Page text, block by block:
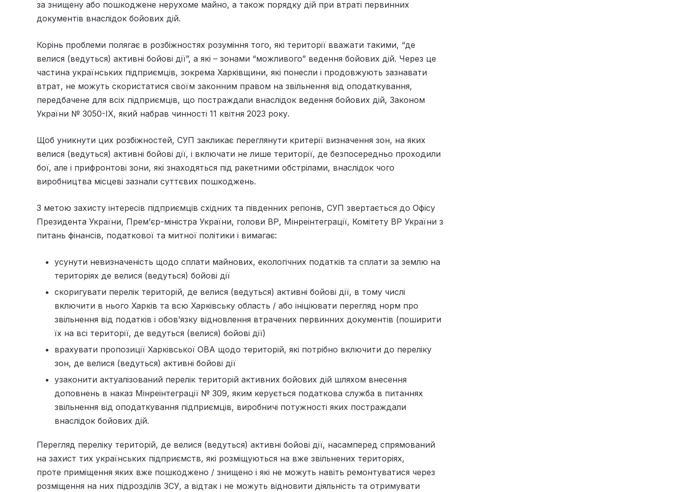
за знищену або пошкоджене нерухоме майно, а також порядку дій при втраті первинних
документів внаслідок бойових дій.
Корінь проблеми полягає в розбіжностях розуміння того, які території вважати такими, “де
велися (ведуться) активні бойові дії”, а які – зонами “можливого” ведення бойових дій. Через це
частина українських підприємців, зокрема Харківщини, які понесли і продовжують зазнавати
втрат, не можуть скористатися своїм законним правом на звільнення від оподаткування,
передбачене для всіх підприємців, що постраждали внаслідок ведення бойових дій, Законом
України № 3050-IX, який набрав чинності 11 квітня 2023 року.
Щоб уникнути цих розбіжностей, СУП закликає переглянути критерії визначення зон, на яких
велися (ведуться) активні бойові дії, і включати не лише території, де безпосередньо проходили
бої, але і прифронтові зони, які знаходяться під ракетними обстрілами, внаслідок чого
виробництва місцеві зазнали суттєвих пошкоджень.
З метою захисту інтересів підприємців східних та південних регіонів, СУП звертається до Офісу
Президента України, Прем’єр-міністра України, голови ВР, Мінреінтеграції, Комітету ВР України з
питань фінансів, податкової та митної політики і вимагає:
усунути невизначеність щодо сплати майнових, екологічних податків та сплати за землю на
територіях де велися (ведуться) бойові дії
скоригувати перелік територій, де велися (ведуться) активні бойові дії, в тому числі
включити в нього Харків та всю Харківську область / або ініціювати перегляд норм про
звільнення від податків і обов’язку відновлення втрачених первинних документів (поширити
їх на всі території, де ведуться (велися) бойові дії)
врахувати пропозиції Харківської ОВА щодо територій, які потрібно включити до переліку
зон, де велися (ведуться) активні бойові дії
узаконити актуалізований перелік територій активних бойових дій шляхом внесення
доповнень в наказ Мінреінтеграції № 309, яким керується податкова служба в питаннях
звільнення від оподаткування підприємців, виробничі потужності яких постраждали
внаслідок бойових дій.
Перегляд переліку територій, де велися (ведуться) активні бойові дії, насамперед спрямований
на захист тих українських підприємств, які розміщуються на вже звільнених територіях,
проте приміщення яких вже пошкоджено / знищено і які не можуть навіть ремонтуватися через
розміщення на них підрозділів ЗСУ, а відтак і не можуть відновити діяльність та отримувати